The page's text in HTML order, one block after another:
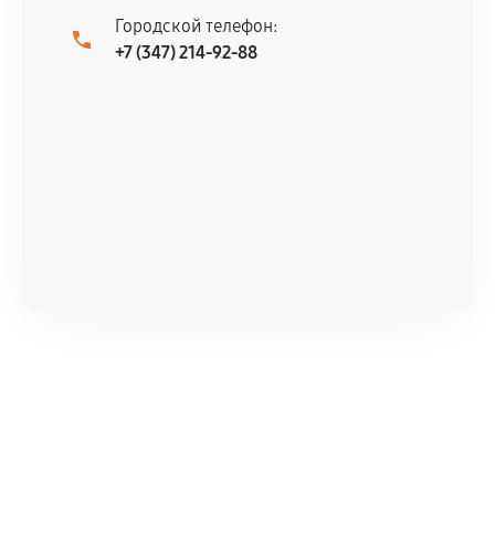
Городской телефон:
+7 (347) 214-92-88